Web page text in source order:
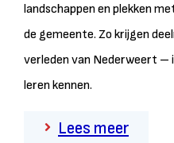
landschappen en plekken
de gemeente. Zo krijgen
verleden van Nederweert –
leren kennen.
Lees meer